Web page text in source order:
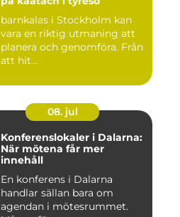
barnkalas i Stockholm kan
vara en riktig utmaning att
planera och genomföra. Från
att hit...
08. jul
Konferenslokaler i Dalarna:
När mötena får mer
innehåll
En konferens i Dalarna
handlar sällan bara om
agendan i mötesrummet.